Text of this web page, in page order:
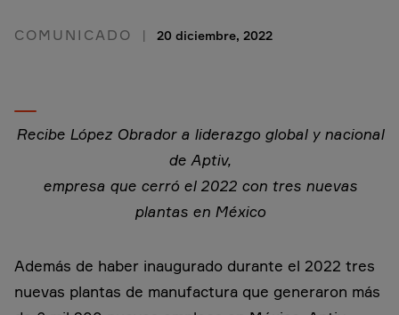
COMUNICADO 20 diciembre, 2022
Recibe López Obrador a liderazgo global y nacional
de Aptiv,
empresa que cerró el 2022 con tres nuevas
plantas en México
Además de haber inaugurado durante el 2022 tres
nuevas plantas de manufactura que generaron más